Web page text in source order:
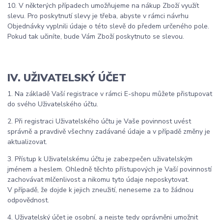
10. V některých případech umožňujeme na nákup Zboží využít
slevu. Pro poskytnutí slevy je třeba, abyste v rámci návrhu
Objednávky vyplnili údaje o této slevě do předem určeného pole.
Pokud tak učiníte, bude Vám Zboží poskytnuto se slevou.
IV. UŽIVATELSKÝ ÚČET
1. Na základě Vaší registrace v rámci E-shopu můžete přistupovat
do svého Uživatelského účtu.
2. Při registraci Uživatelského účtu je Vaše povinnost uvést
správně a pravdivě všechny zadávané údaje a v případě změny je
aktualizovat.
3. Přístup k Uživatelskému účtu je zabezpečen uživatelským
jménem a heslem. Ohledně těchto přístupových je Vaší povinností
zachovávat mlčenlivost a nikomu tyto údaje neposkytovat.
V případě, že dojde k jejich zneužití, neneseme za to žádnou
odpovědnost.
4. Uživatelský účet je osobní, a nejste tedy oprávněni umožnit